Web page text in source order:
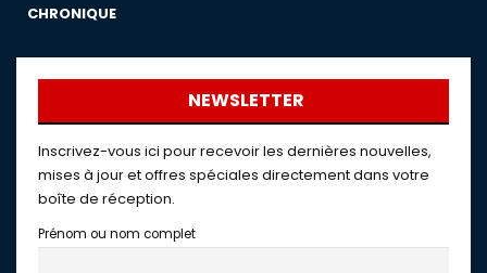
CHRONIQUE
NEWSLETTER
Inscrivez-vous ici pour recevoir les dernières nouvelles,
mises à jour et offres spéciales directement dans votre
boîte de réception.
Prénom ou nom complet